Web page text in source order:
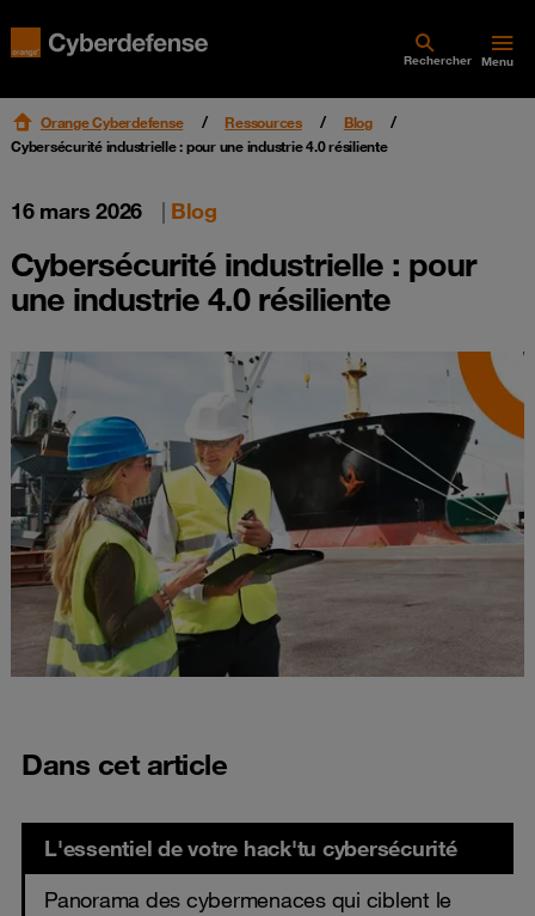
Rechercher Menu
Orange Cyberdefense Ressources
Blog
Cybersécurité industrielle : pour une industrie 4.0 résiliente
16 mars 2026 | Blog
Cybersécurité industrielle : pour
une industrie 4.0 résiliente
Dans cet article
L'essentiel de votre hack'tu cybersécurité
Panorama des cybermenaces qui ciblent le